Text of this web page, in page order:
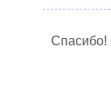
Спасибо!